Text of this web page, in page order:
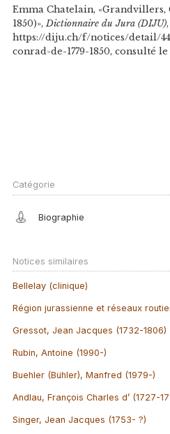
Emma Chatelain, «Grandvillers,
1850)», Dictionnaire du Jura (DIJU),
https://diju.ch/f/notices/detail/
conrad-de-1779-1850, consulté
Catégorie
Biographie
Notices similaires
Bellelay (clinique)
Région jurassienne et réseaux
Gressot, Jean Jacques (1732-1806)
Rubin, Antoine (1990-)
Buehler (Bühler), Manfred (1979-)
Andlau, François Charles d’ (1727-
Singer, Jean Jacques (1753- ?)